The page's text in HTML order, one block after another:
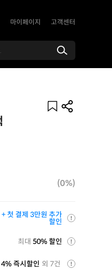
마이페이지 고객센터
(0%)
첫 결제 3만원 추가
할인
최대 50% 할인
즉시할인 외 7건